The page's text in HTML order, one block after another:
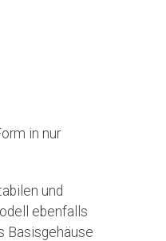
in nur
und
ebenfalls
Basisgehäuse